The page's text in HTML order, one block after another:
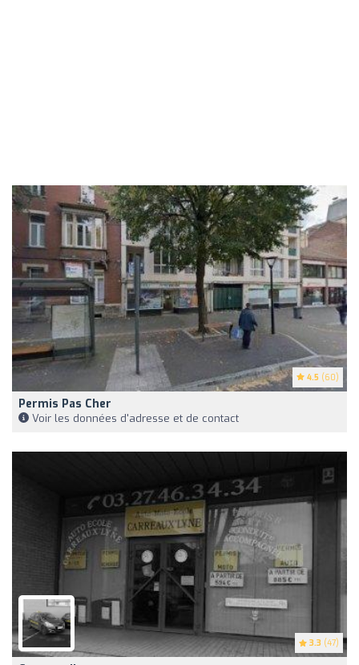
4.5 (60)
Permis Pas Cher
Voir les données d'adresse et de contact
3.3 (47)